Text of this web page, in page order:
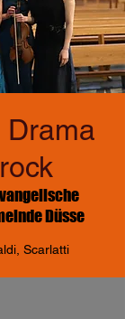
Drama
Düsse
Scarlatti